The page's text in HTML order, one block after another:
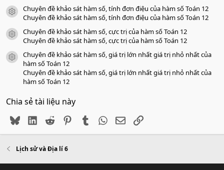
icon tài liệu
Chuyên đề khảo sát hàm số, tính đơn điệu của hàm số Toán 12
Chuyên đề khảo sát hàm số, tính đơn điệu của hàm số Toán 12
icon tài liệu
Chuyên đề khảo sát hàm số, cực trị của hàm số Toán 12
Chuyên đề khảo sát hàm số, cực trị của hàm số Toán 12
icon tài liệu
Chuyên đề khảo sát hàm số, giá trị lớn nhất giá trị nhỏ nhất của
hàm số Toán 12
Chuyên đề khảo sát hàm số, giá trị lớn nhất giá trị nhỏ nhất của
hàm số Toán 12
Chia sẻ tài liệu này
BlueskyLinkedIn
Reddit PinterestTumblr WhatsApp
EmailLink
Lịch sử và Địa lí 6